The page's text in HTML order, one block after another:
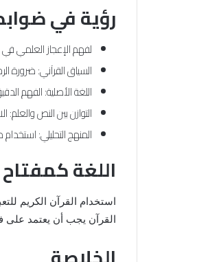
رؤية في
لفهم الإعجاز العلمي
السياق القرآني: ضرورة
اللغة الأصلية: الفهم
التوازن بين النص
المنهج التحليلي:
اللغة
استخدام القرآن الكريم
القرآن يجب أن يعتمد على